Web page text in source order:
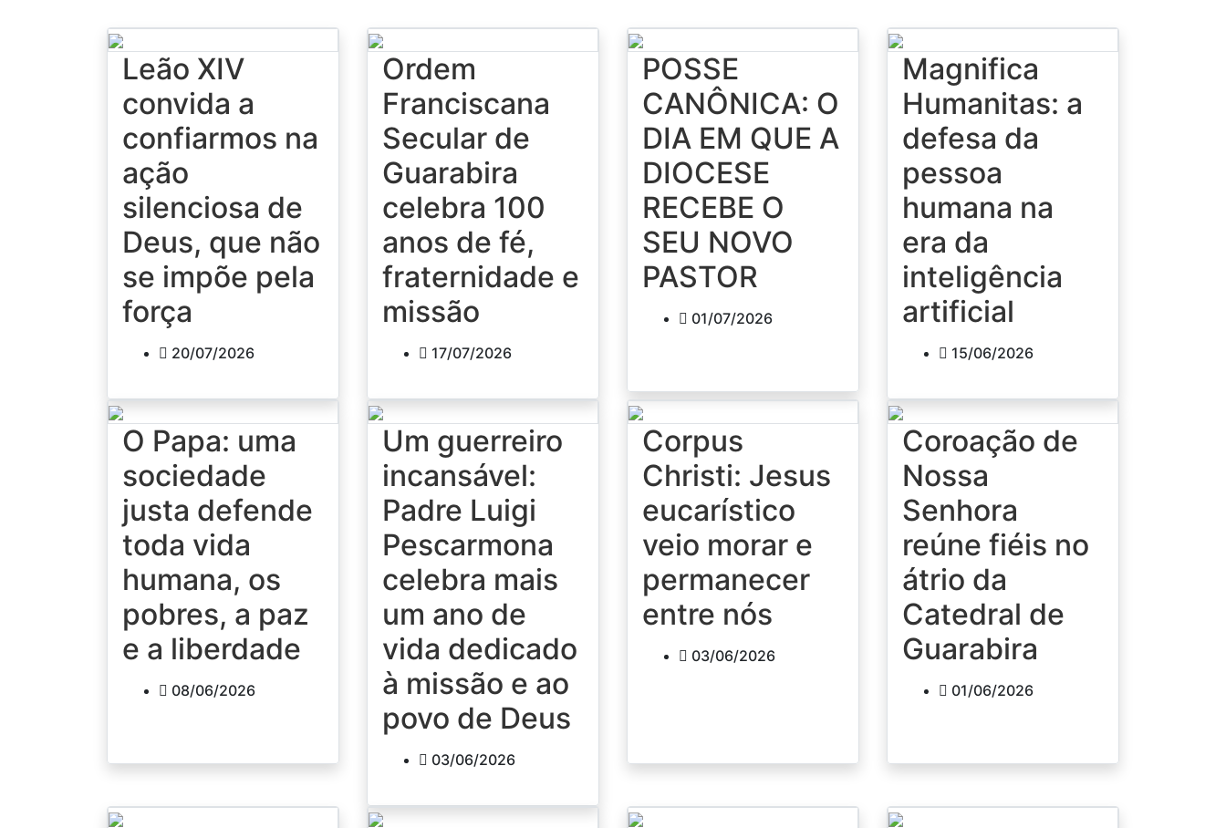
Leão XIV
convida a
confiarmos na
ação
silenciosa de
Deus, que não
se impõe pela
força
20/07/2026
Ordem
Franciscana
Secular de
Guarabira
celebra 100
anos de fé,
fraternidade e
missão
17/07/2026
POSSE
CANÔNICA: O
DIA EM QUE A
DIOCESE
RECEBE O
SEU NOVO
PASTOR
01/07/2026
Magnifica
Humanitas: a
defesa da
pessoa
humana na
era da
inteligência
artificial
15/06/2026
O Papa: uma
sociedade
justa defende
toda vida
humana, os
pobres, a paz
e a liberdade
08/06/2026
Um guerreiro
incansável:
Padre Luigi
Pescarmona
celebra mais
um ano de
vida dedicado
à missão e ao
povo de Deus
03/06/2026
Corpus
Christi: Jesus
eucarístico
veio morar e
permanecer
entre nós
03/06/2026
Coroação de
Nossa
Senhora
reúne fiéis no
átrio da
Catedral de
Guarabira
01/06/2026